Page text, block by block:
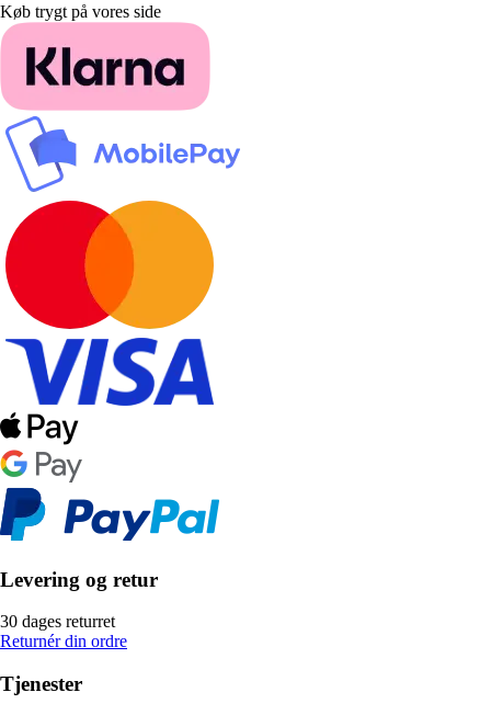
Køb trygt på vores side
Levering og retur
30 dages returret
Returnér din ordre
Tjenester